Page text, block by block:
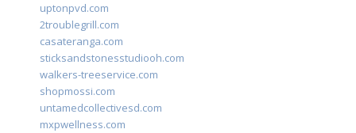
uptonpvd.com
2troublegrill.com
casateranga.com
sticksandstonesstudiooh.com
walkers-treeservice.com
shopmossi.com
untamedcollectivesd.com
mxpwellness.com